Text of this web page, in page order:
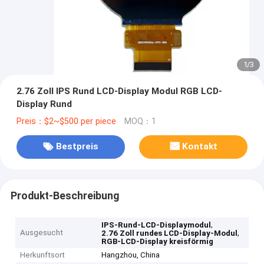
1/3
2.76 Zoll IPS Rund LCD-Display Modul RGB LCD-
Display Rund
Preis：$2~$500 per piece MOQ：1
Bestpreis Kontakt
Produkt-Beschreibung
Ausgesucht
IPS-Rund-LCD-Displaymodul,
2.76 Zoll rundes LCD-Display-Modul,
RGB-LCD-Display kreisförmig
Herkunftsort
Hangzhou, China